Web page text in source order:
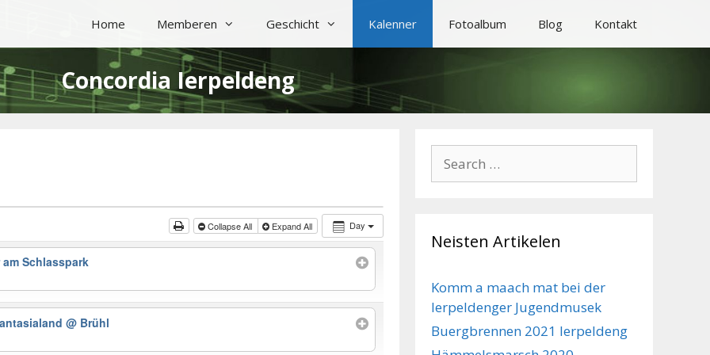
Home Memberen Geschicht Kalenner Fotoalbum Blog Kontakt
Concordia Ierpeldeng
Day
Collapse All Expand All
Schlasspark
@ Brühl
for:
Neisten Artikelen
Komm a maach mat bei der
Ierpeldenger Jugendmusek
Buergbrennen 2021 Ierpeldeng